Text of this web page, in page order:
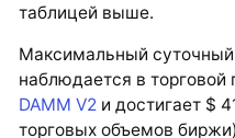
таблицей выше.
Максимальный
наблюдается в торговой
DAMM V2 и достигает $
торговых объемов